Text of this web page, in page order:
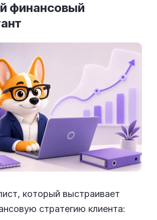
финансовый
который выстраивает
стратегию клиента: